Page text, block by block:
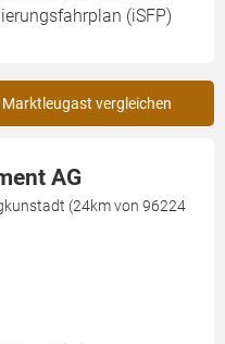
(iSFP)
vergleichen
AG
(24km von 96224